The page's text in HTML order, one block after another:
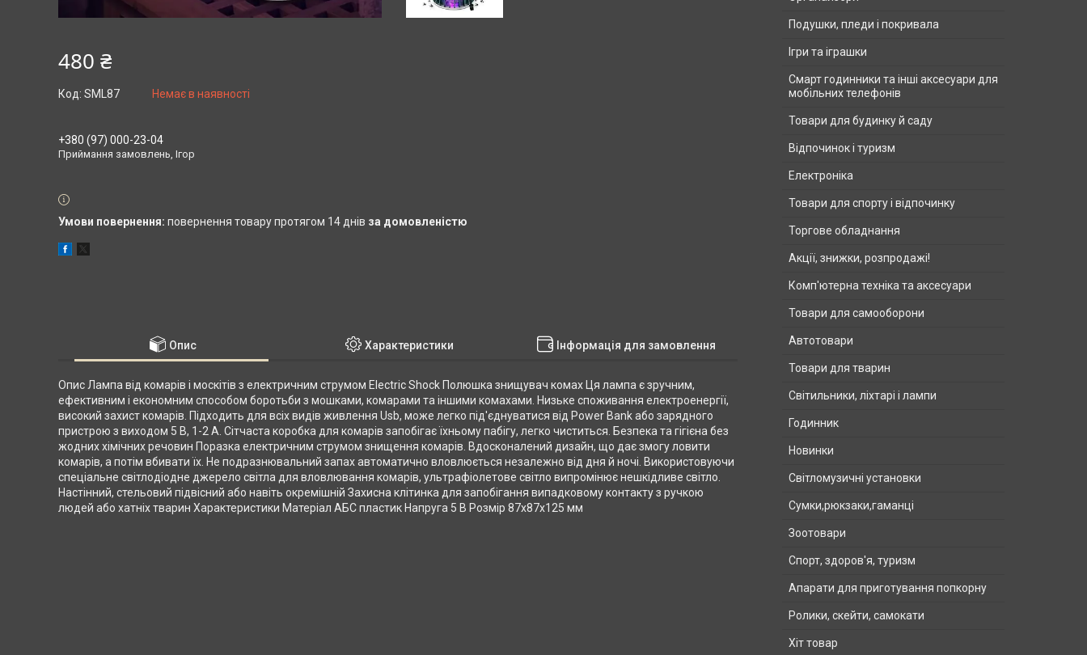
Подушки, пледи і покривала
Ігри та іграшки
Смарт годинники та інші аксесуари для
мобільних телефонів
Товари для будинку й саду
Відпочинок і туризм
Електроніка
Товари для спорту і відпочинку
Торгове обладнання
Акції, знижки, розпродажі!
Комп'ютерна техніка та аксесуари
Товари для самооборони
Автотовари
Товари для тварин
Світильники, ліхтарі і лампи
Годинник
Новинки
Світломузичні установки
Сумки,рюкзаки,гаманці
Зоотовари
Спорт, здоров'я, туризм
Апарати для приготування попкорну
Ролики, скейти, самокати
Хіт товар
480 ₴
Немає в наявності
Код: SML87
+380 (97) 000-23-04
Приймання замовлень, Ігор
повернення товару протягом 14 днів за домовленістю
Опис Характеристики Інформація для замовлення
Опис Лампа від комарів і москітів з електричним струмом Electric Shock Полюшка знищувач комах Ця лампа є зручним,
ефективним і економним способом боротьби з мошками, комарами та іншими комахами. Низьке споживання електроенергії,
високий захист комарів. Підходить для всіх видів живлення Usb, може легко під'єднуватися від Power Bank або зарядного
пристрою з виходом 5 В, 1-2 А. Сітчаста коробка для комарів запобігає їхньому пабігу, легко чиститься. Безпека та гігієна без
жодних хімічних речовин Поразка електричним струмом знищення комарів. Вдосконалений дизайн, що дає змогу ловити
комарів, а потім вбивати їх. Не подразнювальний запах автоматично вловлюється незалежно від дня й ночі. Використовуючи
спеціальне світлодіодне джерело світла для вловлювання комарів, ультрафіолетове світло випромінює нешкідливе світло.
Настінний, стельовий підвісний або навіть окремішній Захисна клітинка для запобігання випадковому контакту з ручкою
людей або хатніх тварин Характеристики Матеріал АБС пластик Напруга 5 В Розмір 87x87x125 мм